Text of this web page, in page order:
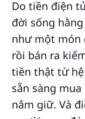
Do tiền điện
đời sống
như một món
rồi bán ra
tiền thật từ
sẵn sàng
nắm giữ. Và